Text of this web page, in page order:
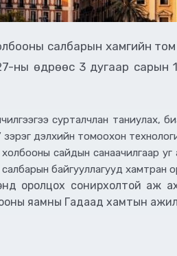
салбарын хамгийн
ны өдрөөс 3 дугаар сарын
сурталчлан таниулах,
зэрэг дэлхийн томоохон
сайдын санаачилгаар
байгууллагууд хамтран
оролцох сонирхолтой аж
яамны Гадаад хамтын